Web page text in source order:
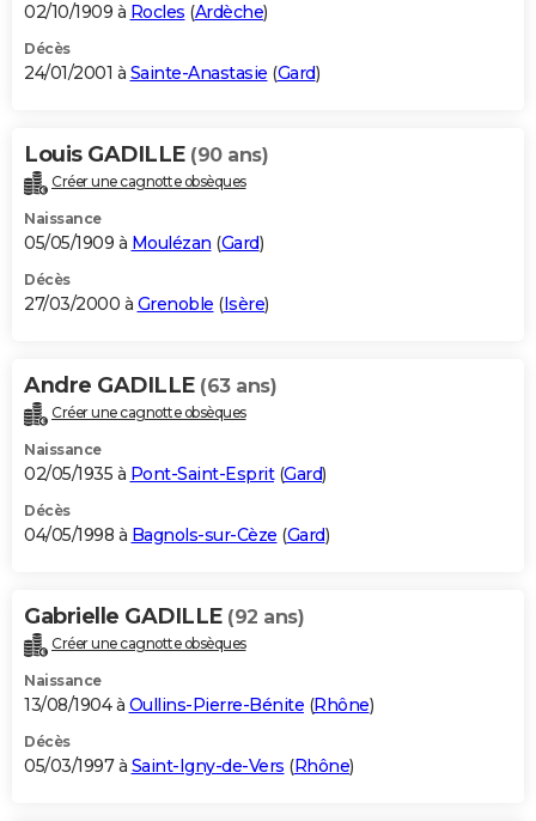
02/10/1909 à Rocles (Ardèche)
Décès
24/01/2001 à Sainte-Anastasie (Gard)
Louis GADILLE (90 ans)
Créer une cagnotte obsèques
Naissance
05/05/1909 à Moulézan (Gard)
Décès
27/03/2000 à Grenoble (Isère)
Andre GADILLE (63 ans)
Créer une cagnotte obsèques
Naissance
02/05/1935 à Pont-Saint-Esprit(Gard)
Décès
04/05/1998 à Bagnols-sur-Cèze (Gard)
Gabrielle GADILLE (92 ans)
Créer une cagnotte obsèques
Naissance
13/08/1904 à Oullins-Pierre-Bénite (Rhône)
Décès
05/03/1997 à Saint-Igny-de-Vers (Rhône)